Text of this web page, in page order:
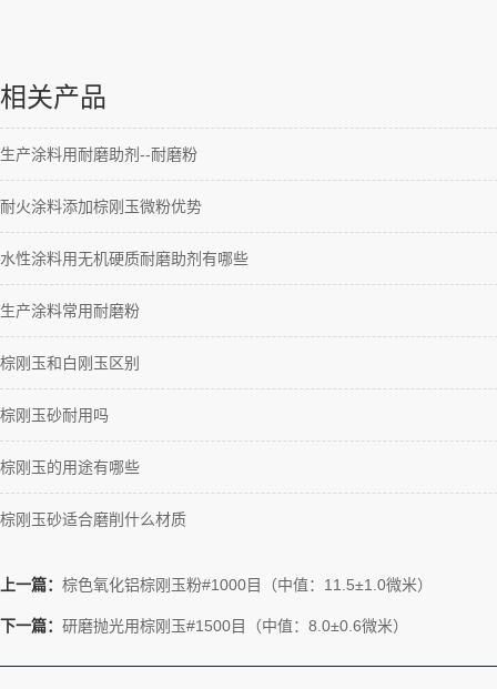
相关产品
生产涂料用耐磨助剂--耐磨粉
耐火涂料添加棕刚玉微粉优势
水性涂料用无机硬质耐磨助剂有哪些
生产涂料常用耐磨粉
棕刚玉和白刚玉区别
棕刚玉砂耐用吗
棕刚玉的用途有哪些
棕刚玉砂适合磨削什么材质
上一篇： 棕色氧化铝棕刚玉粉#1000目（中值：11.5±1.0微米）
下一篇： 研磨抛光用棕刚玉#1500目（中值：8.0±0.6微米）